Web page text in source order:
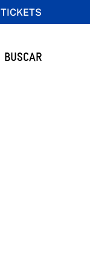
TICKETS
BUSCAR